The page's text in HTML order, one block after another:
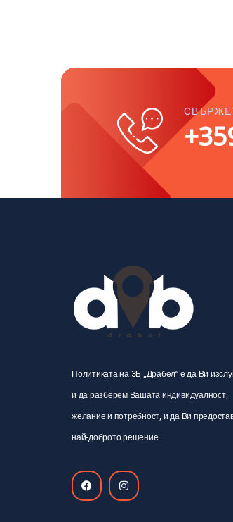
Политиката на ЗБ „Драбел“ е да Ви
и да разберем Вашата индивидуалност,
желание и потребност, и да Ви
най-доброто решение.